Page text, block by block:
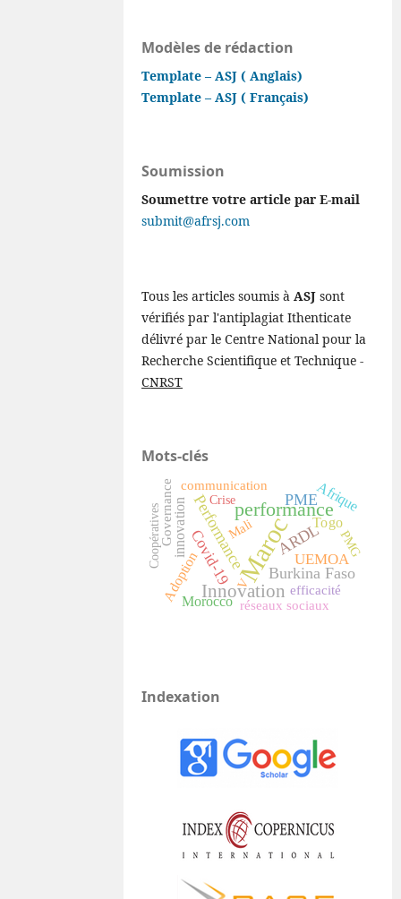
Modèles de rédaction
Template – ASJ ( Anglais)
Template – ASJ ( Français)
Soumission
Soumettre votre article par E-mail
submit@afrsj.com
Tous les articles soumis àASJ sont
vérifiés par l'antiplagiat Ithenticate
délivré par le Centre National pour la
Recherche Scientifique et Technique -
CNRST
Mots-clés
Maroc
performance
Innovation
Performance
Burkina Faso
ARDL
PME
Covid-19 UEMOA
Afrique
Morocco
Adoption
innovation Togo
réseaux sociaux
communication
V
Mali
Governance PMG
efficacité
Coopératives
Crise
Indexation